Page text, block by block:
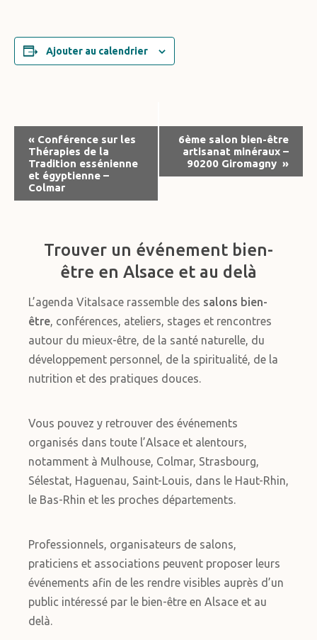
Ajouter au calendrier
Navigation
Évènement
« Conférence sur les
Thérapies de la
Tradition essénienne
et égyptienne –
Colmar
6ème salon bien-être
artisanat minéraux –
90200 Giromagny »
Trouver un événement bien-
être en Alsace et au delà
L’agenda Vitalsace rassemble des salons bien-
être, conférences, ateliers, stages et rencontres
autour du mieux-être, de la santé naturelle, du
développement personnel, de la spiritualité, de la
nutrition et des pratiques douces.
Vous pouvez y retrouver des événements
organisés dans toute l’Alsace et alentours,
notamment à Mulhouse, Colmar, Strasbourg,
Sélestat, Haguenau, Saint-Louis, dans le Haut-Rhin,
le Bas-Rhin et les proches départements.
Professionnels, organisateurs de salons,
praticiens et associations peuvent proposer leurs
événements afin de les rendre visibles auprès d’un
public intéressé par le bien-être en Alsace et au
delà.